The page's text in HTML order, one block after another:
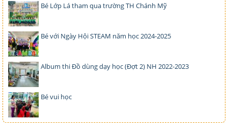
Bé Lớp Lá tham qua trường TH Chánh Mỹ
Bé với Ngày Hội STEAM năm học 2024-2025
Album thi Đồ dùng dạy học (Đợt 2) NH 2022-2023
Bé vui học